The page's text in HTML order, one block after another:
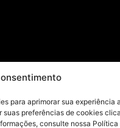
para aprimorar sua experiência
suas preferências de cookies
consulte nossa Política